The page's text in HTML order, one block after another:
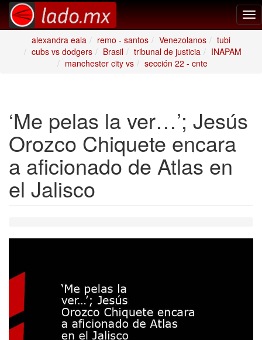
alexandra eala
remo - santos Venezolanos
tubi
cubs vs dodgers
Brasil tribunal de justicia
INAPAM
manchester city vs
sección 22 - cnte
‘Me pelas la ver…’; Jesús
Orozco Chiquete encara
a aficionado de Atlas en
el Jalisco